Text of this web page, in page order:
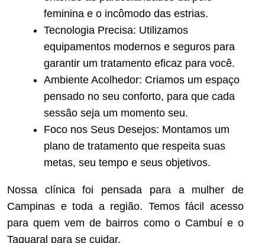
feminina e o incômodo das estrias.
Tecnologia Precisa: Utilizamos
equipamentos modernos e seguros para
garantir um tratamento eficaz para você.
Ambiente Acolhedor: Criamos um espaço
pensado no seu conforto, para que cada
sessão seja um momento seu.
Foco nos Seus Desejos: Montamos um
plano de tratamento que respeita suas
metas, seu tempo e seus objetivos.
Nossa clínica foi pensada para a mulher de
Campinas e toda a região. Temos fácil acesso
para quem vem de bairros como o Cambuí e o
Taquaral para se cuidar.